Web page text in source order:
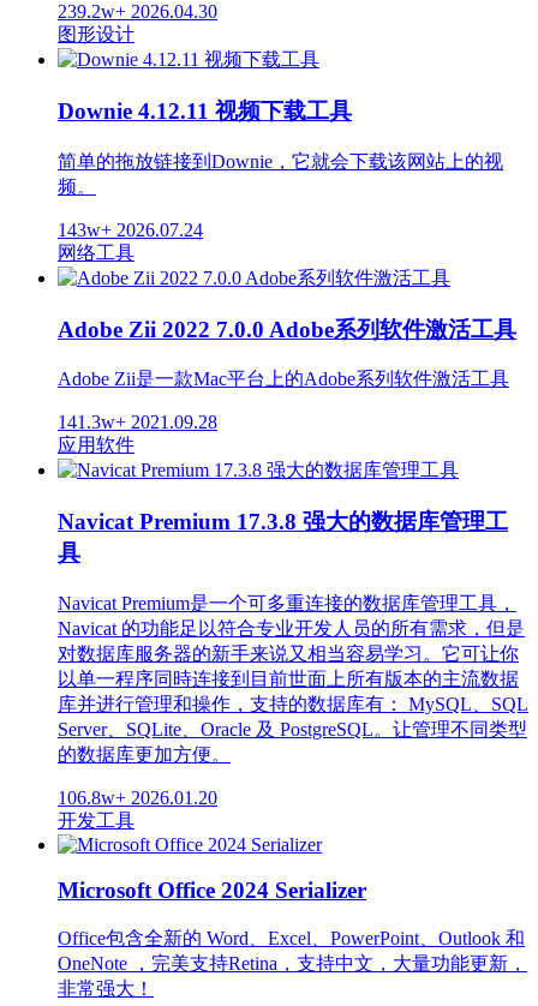
239.2w+ 2026.04.30
图形设计
Downie 4.12.11 视频下载工具
简单的拖放链接到Downie，它就会下载该网站上的视
频。
143w+ 2026.07.24
网络工具
Adobe Zii 2022 7.0.0 Adobe系列软件激活工具
Adobe Zii是一款Mac平台上的Adobe系列软件激活工具
141.3w+ 2021.09.28
应用软件
Navicat Premium 17.3.8 强大的数据库管理工
具
Navicat Premium是一个可多重连接的数据库管理工具，
Navicat 的功能足以符合专业开发人员的所有需求，但是
对数据库服务器的新手来说又相当容易学习。它可让你
以单一程序同時连接到目前世面上所有版本的主流数据
库并进行管理和操作，支持的数据库有： MySQL、SQL
Server、SQLite、Oracle 及 PostgreSQL。让管理不同类型
的数据库更加方便。
106.8w+ 2026.01.20
开发工具
Microsoft Office 2024 Serializer
Office包含全新的 Word、Excel、PowerPoint、Outlook 和
OneNote ，完美支持Retina，支持中文，大量功能更新，
非常强大！